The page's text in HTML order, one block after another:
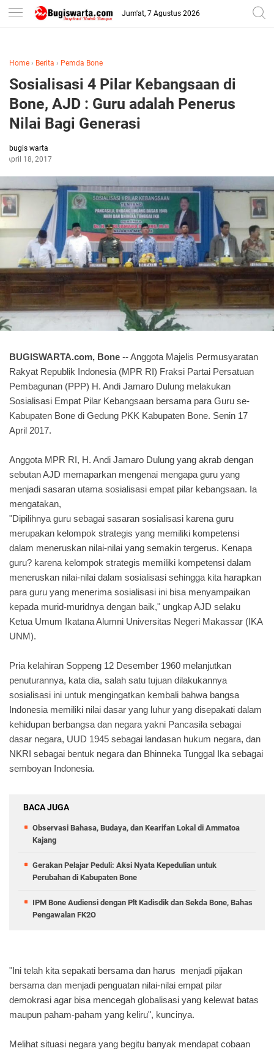
-->
Jum'at, 7 Agustus 2026
Home › Berita › Pemda Bone
Sosialisasi 4 Pilar Kebangsaan di
Bone, AJD : Guru adalah Penerus
Nilai Bagi Generasi
bugis warta
April 18, 2017
BUGISWARTA.com, Bone -- Anggota Majelis Permusyaratan
Rakyat Republik Indonesia (MPR RI) Fraksi Partai Persatuan
Pembagunan (PPP) H. Andi Jamaro Dulung melakukan
Sosialisasi Empat Pilar Kebangsaan bersama para Guru se-
Kabupaten Bone di Gedung PKK Kabupaten Bone. Senin 17
April 2017.
Anggota MPR RI, H. Andi Jamaro Dulung yang akrab dengan
sebutan AJD memaparkan mengenai mengapa guru yang
menjadi sasaran utama sosialisasi empat pilar kebangsaan. Ia
mengatakan,
"Dipilihnya guru sebagai sasaran sosialisasi karena guru
merupakan kelompok strategis yang memiliki kompetensi
dalam meneruskan nilai-nilai yang semakin tergerus. Kenapa
guru? karena kelompok strategis memiliki kompetensi dalam
meneruskan nilai-nilai dalam sosialisasi sehingga kita harapkan
para guru yang menerima sosialisasi ini bisa menyampaikan
kepada murid-muridnya dengan baik," ungkap AJD selaku
Ketua Umum Ikatana Alumni Universitas Negeri Makassar (IKA
UNM).
Pria kelahiran Soppeng 12 Desember 1960 melanjutkan
penuturannya, kata dia, salah satu tujuan dilakukannya
sosialisasi ini untuk mengingatkan kembali bahwa bangsa
Indonesia memiliki nilai dasar yang luhur yang disepakati dalam
kehidupan berbangsa dan negara yakni Pancasila sebagai
dasar negara, UUD 1945 sebagai landasan hukum negara, dan
NKRI sebagai bentuk negara dan Bhinneka Tunggal Ika sebagai
semboyan Indonesia.
BACA JUGA
Observasi Bahasa, Budaya, dan Kearifan Lokal di Ammatoa
Kajang
Gerakan Pelajar Peduli: Aksi Nyata Kepedulian untuk
Perubahan di Kabupaten Bone
IPM Bone Audiensi dengan Plt Kadisdik dan Sekda Bone, Bahas
Pengawalan FK2O
"Ini telah kita sepakati bersama dan harus menjadi pijakan
bersama dan menjadi penguatan nilai-nilai empat pilar
demokrasi agar bisa mencegah globalisasi yang kelewat batas
maupun paham-paham yang keliru", kuncinya.
Melihat situasi negara yang begitu banyak mendapat cobaan